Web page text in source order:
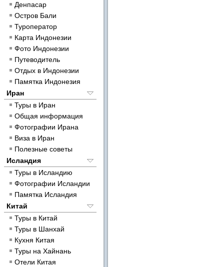
Денпасар
Остров Бали
Туроператор
Карта Индонезии
Фото Индонезии
Путеводитель
Отдых в Индонезии
Памятка Индонезия
Иран
Туры в Иран
Общая информация
Фотографии Ирана
Виза в Иран
Полезные советы
Исландия
Туры в Исландию
Фотографии Исландии
Памятка Исландия
Китай
Туры в Китай
Туры в Шанхай
Кухня Китая
Туры на Хайнань
Отели Китая